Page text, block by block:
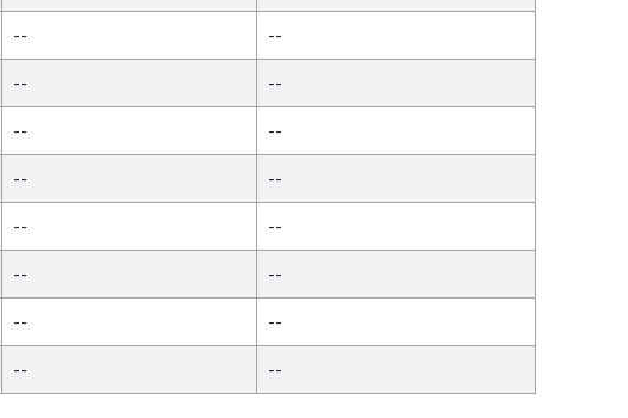
--
--
--
--
--
--
--
--
--
--
--
--
--
--
-- --